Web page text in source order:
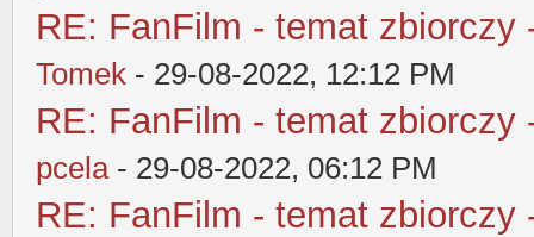
RE: FanFilm - temat zbiorczy
Tomek - 29-08-2022, 12:12 PM
RE: FanFilm - temat zbiorczy
pcela- 29-08-2022, 06:12 PM
RE: FanFilm - temat zbiorczy